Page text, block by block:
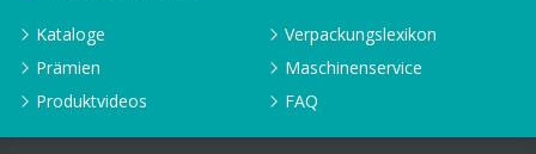
Kataloge
Verpackungslexikon
Prämien
Maschinenservice
Produktvideos
FAQ